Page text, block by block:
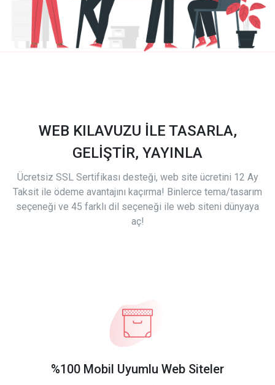
WEB KILAVUZU İLE TASARLA,
GELİŞTİR, YAYINLA
Ücretsiz SSL Sertifikası desteği, web site ücretini 12 Ay
Taksit ile ödeme avantajını kaçırma! Binlerce tema/tasarım
seçeneği ve 45 farklı dil seçeneği ile web siteni dünyaya
aç!
%100 Mobil Uyumlu Web Siteler